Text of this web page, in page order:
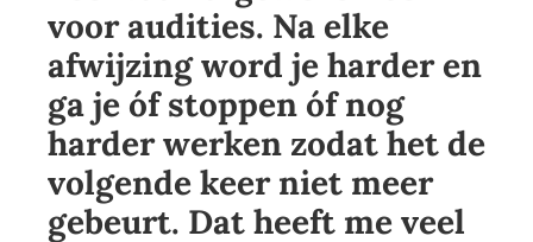
voor audities. Na elke
afwijzing word je harder en
ga je óf stoppen óf nog
harder werken zodat het de
volgende keer niet meer
gebeurt. Dat heeft me veel